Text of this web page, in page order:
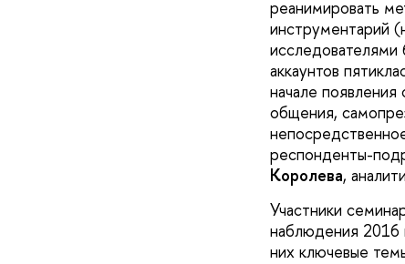
реанимировать
инструментарий
исследователями
аккаунтов
начале
общения,
респонденты-
Королева,
Участники
наблюдения 2016
них ключевые